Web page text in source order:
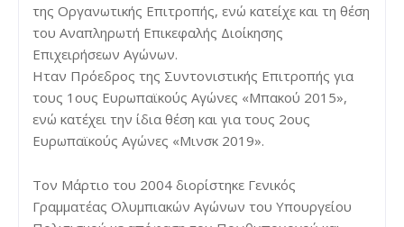
της Οργανωτικής Επιτροπής, ενώ κατείχε και τη θέση
του Αναπληρωτή Επικεφαλής Διοίκησης
Επιχειρήσεων Αγώνων.
Hταν Πρόεδρος της Συντονιστικής Επιτροπής για
τους 1ους Ευρωπαϊκούς Αγώνες «Μπακού 2015»,
ενώ κατέχει την ίδια θέση και για τους 2ους
Ευρωπαϊκούς Αγώνες «Μινσκ 2019».
Τον Μάρτιο του 2004 διορίστηκε Γενικός
Γραμματέας Ολυμπιακών Αγώνων του Υπουργείου